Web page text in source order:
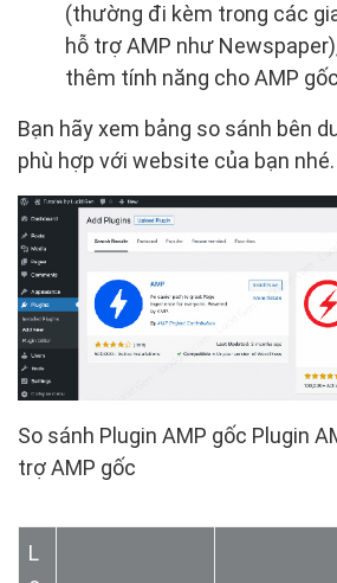
(thường đi kèm trong các
hỗ trợ AMP như
thêm tính năng cho AMP
Bạn hãy xem bảng so sánh bên
phù hợp với website của bạn nhé.
So sánh Plugin AMP gốc Plugin
trợ AMP gốc
L